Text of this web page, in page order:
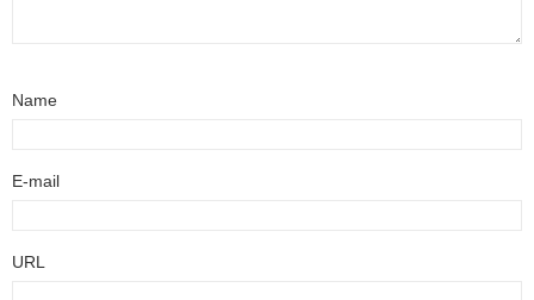
Name
E-mail
URL